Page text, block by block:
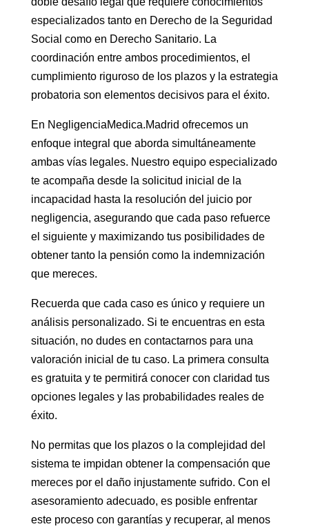
especializados tanto en Derecho de la Seguridad
Social como en Derecho Sanitario. La
coordinación entre ambos procedimientos, el
cumplimiento riguroso de los plazos y la estrategia
probatoria son elementos decisivos para el éxito.
En NegligenciaMedica.Madrid ofrecemos un
enfoque integral que aborda simultáneamente
ambas vías legales. Nuestro equipo especializado
te acompaña desde la solicitud inicial de la
incapacidad hasta la resolución del juicio por
negligencia, asegurando que cada paso refuerce
el siguiente y maximizando tus posibilidades de
obtener tanto la pensión como la indemnización
que mereces.
Recuerda que cada caso es único y requiere un
análisis personalizado. Si te encuentras en esta
situación, no dudes en contactarnos para una
valoración inicial de tu caso. La primera consulta
es gratuita y te permitirá conocer con claridad tus
opciones legales y las probabilidades reales de
éxito.
No permitas que los plazos o la complejidad del
sistema te impidan obtener la compensación que
mereces por el daño injustamente sufrido. Con el
asesoramiento adecuado, es posible enfrentar
este proceso con garantías y recuperar, al menos